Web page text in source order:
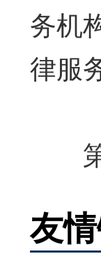
务机
律服
第
友